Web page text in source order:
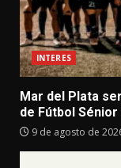
INTERES
Mar del Plata
de Fútbol Sénior
9 de agosto de